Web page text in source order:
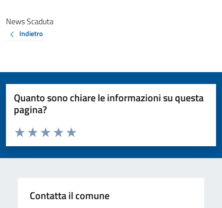
News Scaduta
Indietro
Quanto sono chiare le informazioni su questa
pagina?
Valuta da 1 a 5 stelle la pagina
Valuta 5 stelle su 5
Valuta 4 stelle su 5
Valuta 3 stelle su 5
Valuta 2 stelle su 5
Valuta 1 stelle su 5
Contatta il comune